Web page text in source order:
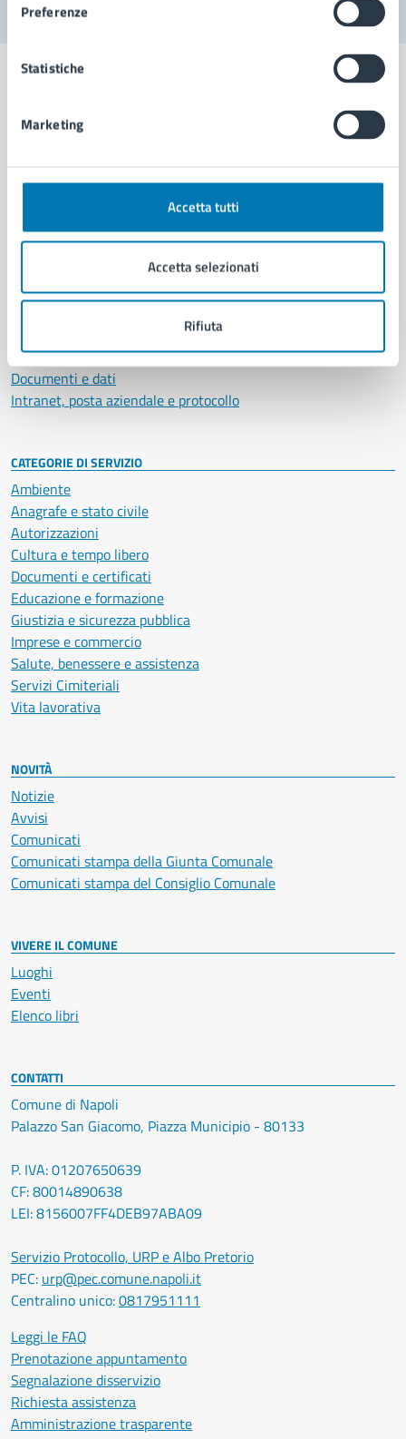
Preferenze
Statistiche
Marketing
Accetta tutti
Accetta selezionati
Rifiuta
Comune di Napoli
Aree amministrative
Organi di governo
Uffici
Personale amministrativo
Documenti e dati
Intranet, posta aziendale e protocollo
CATEGORIE DI SERVIZIO
Ambiente
Anagrafe e stato civile
Autorizzazioni
Cultura e tempo libero
Documenti e certificati
Educazione e formazione
Giustizia e sicurezza pubblica
Imprese e commercio
Salute, benessere e assistenza
Servizi Cimiteriali
Vita lavorativa
NOVITÀ
Notizie
Avvisi
Comunicati
Comunicati stampa della Giunta Comunale
Comunicati stampa del Consiglio Comunale
VIVERE IL COMUNE
Luoghi
Eventi
Elenco libri
CONTATTI
Comune di Napoli
Palazzo San Giacomo, Piazza Municipio - 80133
P. IVA: 01207650639
CF: 80014890638
LEI: 8156007FF4DEB97ABA09
Servizio Protocollo, URP e Albo Pretorio
PEC: urp@pec.comune.napoli.it
Centralino unico:0817951111
Leggi le FAQ
Prenotazione appuntamento
Segnalazione disservizio
Richiesta assistenza
Amministrazione trasparente